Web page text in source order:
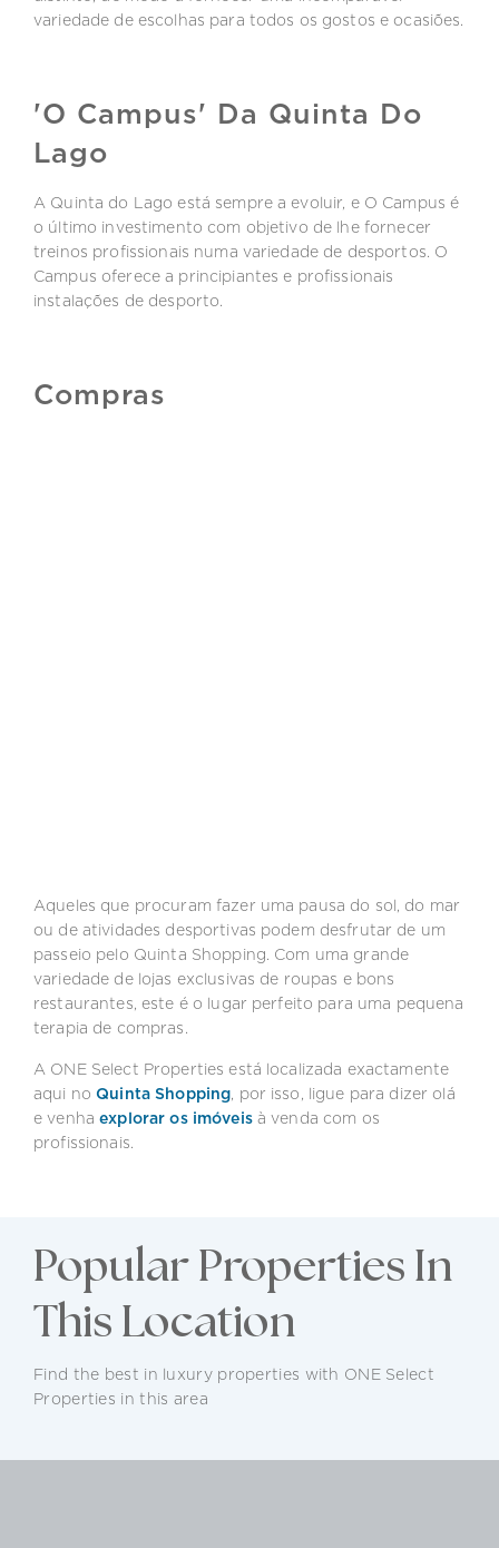
variedade de escolhas para todos os gostos e ocasiões.
'O Campus' Da Quinta Do
Lago
A Quinta do Lago está sempre a evoluir, e O Campus é
o último investimento com objetivo de lhe fornecer
treinos profissionais numa variedade de desportos. O
Campus oferece a principiantes e profissionais
instalações de desporto.
Compras
Aqueles que procuram fazer uma pausa do sol, do mar
ou de atividades desportivas podem desfrutar de um
passeio pelo Quinta Shopping. Com uma grande
variedade de lojas exclusivas de roupas e bons
restaurantes, este é o lugar perfeito para uma pequena
terapia de compras.
A ONE Select Properties está localizada exactamente
aqui noQuinta Shopping, por isso, ligue para dizer olá
e venhaexplorar os imóveisà venda com os
profissionais.
Popular Properties In
This Location
Find the best in luxury properties with ONE Select
Properties in this area